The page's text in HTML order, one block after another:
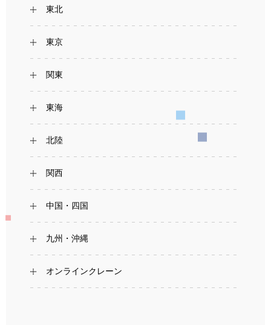
東北
東京
関東
東海
北陸
関西
中国・四国
九州・沖縄
オンラインクレーン